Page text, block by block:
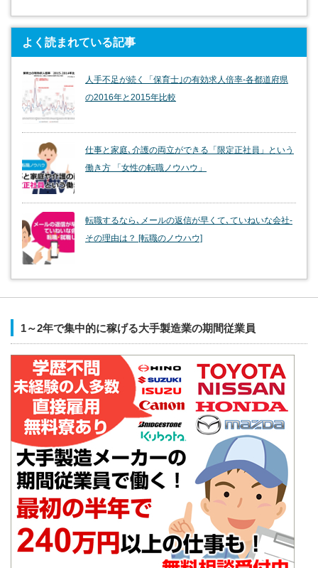
よく読まれている記事
人手不足が続く「保育士｣の有効求人倍率-各都道府県
の2016年と2015年比較
仕事と家庭､介護の両立ができる「限定正社員」という
働き方 「女性の転職ノウハウ」
転職するなら､メールの返信が早くて､ていねいな会社-
その理由は？ [転職のノウハウ]
1～2年で集中的に稼げる大手製造業の期間従業員